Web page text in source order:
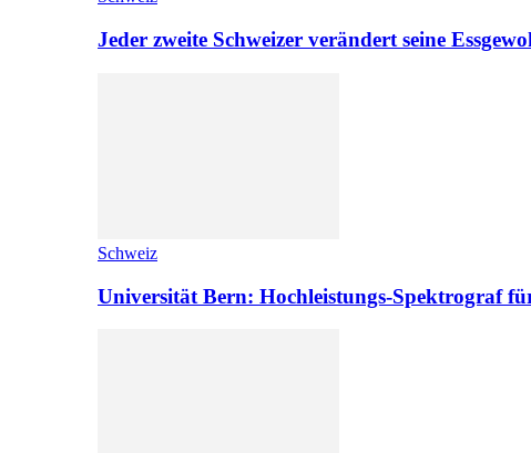
Jeder zweite Schweizer verändert seine
Schweiz
Universität Bern: Hochleistungs-Spektrograf